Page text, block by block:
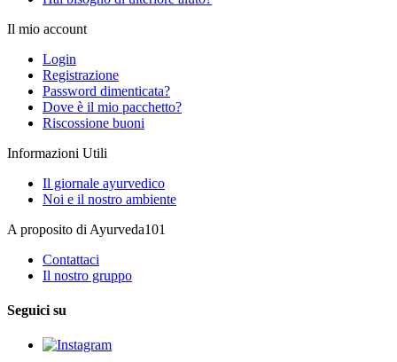
Il mio account
Login
Registrazione
Password dimenticata?
Dove è il mio pacchetto?
Riscossione buoni
Informazioni Utili
Il giornale ayurvedico
Noi e il nostro ambiente
A proposito di Ayurveda101
Contattaci
Il nostro gruppo
Seguici su